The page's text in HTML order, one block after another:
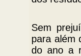
Sem
para além
do ano a